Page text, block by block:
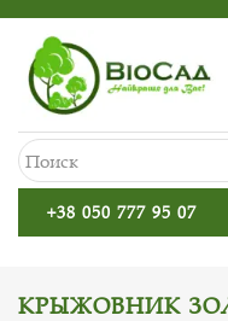
+38 050 777 95 07
КРЫЖОВНИК